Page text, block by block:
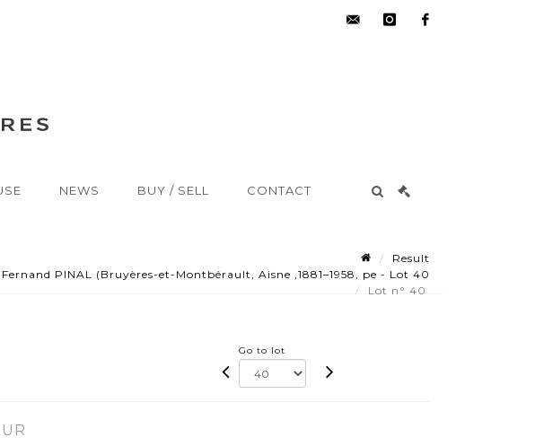
NEWS BUY / SELL CONTACT
Result
Fernand PINAL (Bruyères-et-Montbérault, Aisne ,1881–1958, pe - Lot 40
Lot n° 40
Go to lot